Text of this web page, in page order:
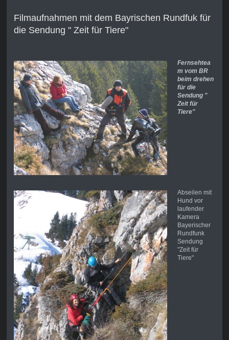
Filmaufnahmen mit dem Bayrischen Rundfuk für
die Sendung " Zeit für Tiere"
Fernsehtea
m vom BR
beim drehen
für die
Sendung "
Zeit für
Tiere"
Abseilen mit
Hund vor
laufender
Kamera
Bayerischer
Rundfunk
Sendung
"Zeit für
Tiere"